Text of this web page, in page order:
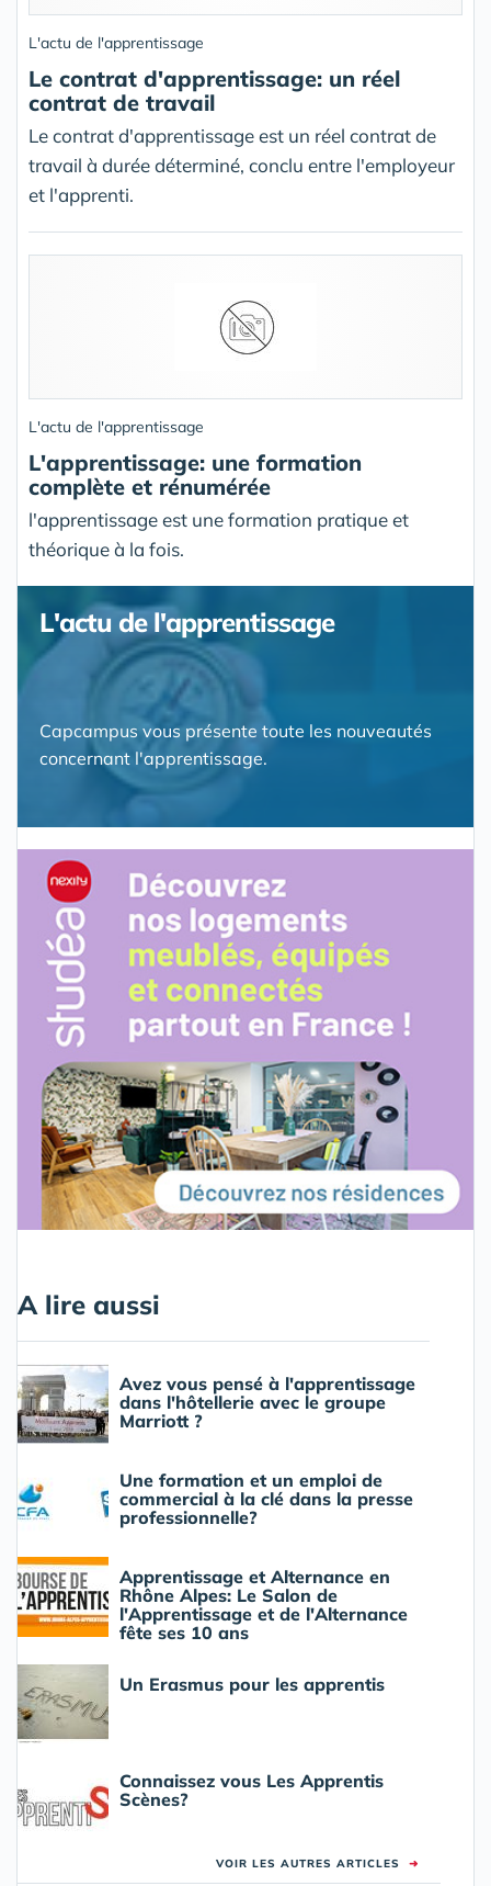
L'actu de l'apprentissage
Le contrat d'apprentissage: un réel
contrat de travail
Le contrat d'apprentissage est un réel contrat de
travail à durée déterminé, conclu entre l'employeur
et l'apprenti.
L'actu de l'apprentissage
L'apprentissage: une formation
complète et rénumérée
l'apprentissage est une formation pratique et
théorique à la fois.
L'actu de l'apprentissage
Capcampus vous présente toute les nouveautés
concernant l'apprentissage.
A lire aussi
Avez vous pensé à l'apprentissage
dans l'hôtellerie avec le groupe
Marriott ?
Une formation et un emploi de
commercial à la clé dans la presse
professionnelle?
Apprentissage et Alternance en
Rhône Alpes: Le Salon de
l'Apprentissage et de l'Alternance
fête ses 10 ans
Un Erasmus pour les apprentis
Connaissez vous Les Apprentis
Scènes?
VOIR LES AUTRES ARTICLES ➜